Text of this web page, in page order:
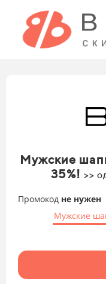
Мужские
35%! >>
Промокод не нужен
Мужские